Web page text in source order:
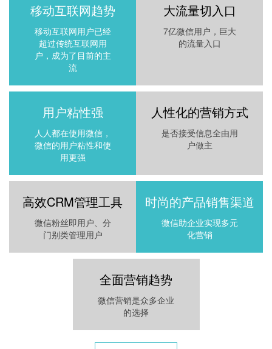
移动互联网趋势
移动互联网用户已经
超过传统互联网用
户，成为了目前的主
流
大流量切入口
7亿微信用户，巨大
的流量入口
用户粘性强
人人都在使用微信，
微信的用户粘性和使
用更强
人性化的营销方式
是否接受信息全由用
户做主
高效CRM管理工具
微信粉丝即用户、分
门别类管理用户
时尚的产品销售渠道
微信助企业实现多元
化营销
全面营销趋势
微信营销是众多企业
的选择